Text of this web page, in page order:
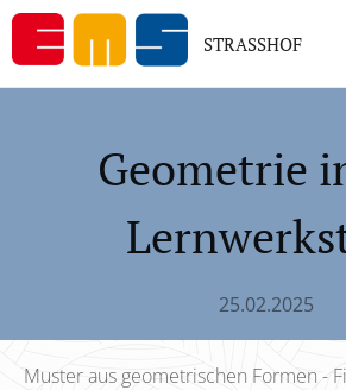
STRASSHOF
Geometrie
25.02.2025
Muster aus geometrischen Formen -